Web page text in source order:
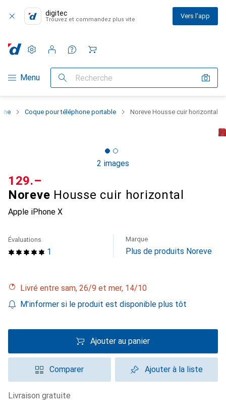
digitec
Trouvez et commandez plus vite Vers l'app
Navigation par catégorie
Menu Recherche
Paramètres
Compte client
Listes de comparaison
Listes d'envies
Panier
Coque pour téléphone portable Noreve Housse cuir horizontal
2 images
Noreve Housse cuir horizontal
Apple iPhone X
CHF
129.–
1
Évaluations Marque
Plus de produits Noreve
Livré entre sam, 26/9 et mer, 14/10
M'informer si le produit est disponible plus tôt
Ajouter au panier
Comparer Ajouter à la liste
livraison gratuite